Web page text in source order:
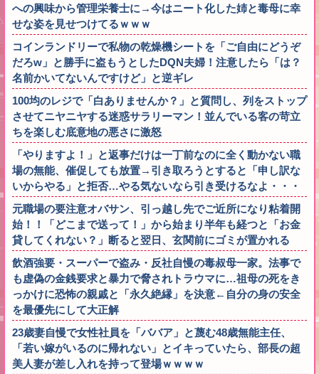
への興味から管理栄養士に→今はニート化した姉と毒母に幸
せな姿を見せつけてるｗｗｗ
コインランドリーで私物の乾燥機シートを「ご自由にどうぞ
だろw」と勝手に盗もうとしたDQN夫婦！注意したら「は？
名前かいてないんですけど」と逆ギレ
100均のレジで「白ありませんか？」と質問し、列をストップ
させてニヤニヤする迷惑サラリーマン！並んでいる客の苛立
ちを楽しむ底意地の悪さに激怒
「やりますよ！」と返事だけは一丁前なのに全く動かない職
場の無能、催促しても放置→引き取ろうとすると「申し訳な
いからやる」と拒否…やる気ないなら引き受けるなよ・・・
元職場の要注意オバサン、引っ越し先でご近所になり粘着開
始！！「どこまで送って！」から始まり半年も経つと「お金
貸してくれない？」断ると翌日、玄関前にゴミが置かれる
飲酒強要・スーパーで盗み・反社自慢の毒叔母一家。法事で
も虚偽の金銭要求と暴力で脅されトラウマに…祖母の死をき
っかけに恐怖の親戚と「永久絶縁」を決意←自分の身の安全
を最優先にして大正解
23歳妻自慢で女性社員を「ババア」と蔑む48歳無能主任、
「若い嫁がいるのに帰れない」とイキっていたら、部長の超
美人妻が差し入れを持って登場ｗｗｗｗ